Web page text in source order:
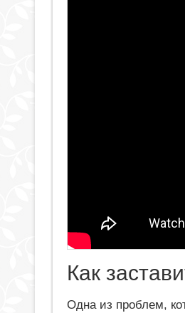
Как
Одна из проблем,